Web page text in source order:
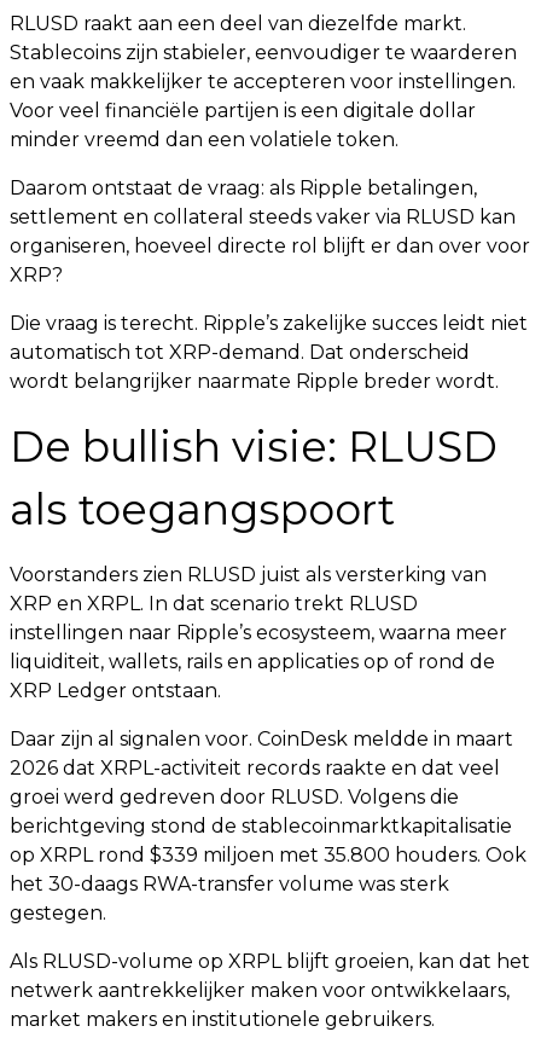
RLUSD raakt aan een deel van diezelfde markt.
Stablecoins zijn stabieler, eenvoudiger te waarderen
en vaak makkelijker te accepteren voor instellingen.
Voor veel financiële partijen is een digitale dollar
minder vreemd dan een volatiele token.
Daarom ontstaat de vraag: als Ripple betalingen,
settlement en collateral steeds vaker via RLUSD kan
organiseren, hoeveel directe rol blijft er dan over voor
XRP?
Die vraag is terecht. Ripple’s zakelijke succes leidt niet
automatisch tot XRP-demand. Dat onderscheid
wordt belangrijker naarmate Ripple breder wordt.
De bullish visie: RLUSD
als toegangspoort
Voorstanders zien RLUSD juist als versterking van
XRP en XRPL. In dat scenario trekt RLUSD
instellingen naar Ripple’s ecosysteem, waarna meer
liquiditeit, wallets, rails en applicaties op of rond de
XRP Ledger ontstaan.
Daar zijn al signalen voor. CoinDesk meldde in maart
2026 dat XRPL-activiteit records raakte en dat veel
groei werd gedreven door RLUSD. Volgens die
berichtgeving stond de stablecoinmarktkapitalisatie
op XRPL rond $339 miljoen met 35.800 houders. Ook
het 30-daags RWA-transfer volume was sterk
gestegen.
Als RLUSD-volume op XRPL blijft groeien, kan dat het
netwerk aantrekkelijker maken voor ontwikkelaars,
market makers en institutionele gebruikers.